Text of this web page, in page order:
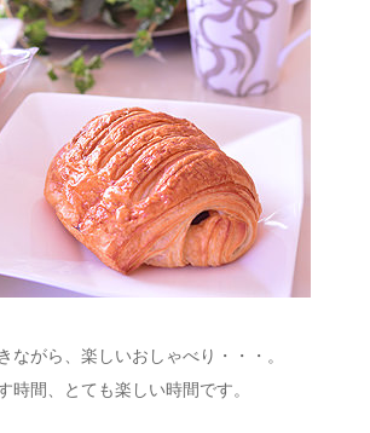
ながら、楽しいおしゃべり・・・。
時間、とても楽しい時間です。